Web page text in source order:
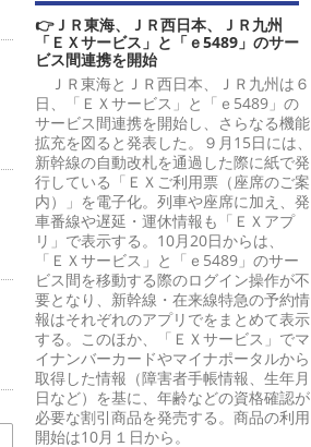
👉ＪＲ東海、ＪＲ西日本、ＪＲ九州
「ＥＸサービス」と「ｅ5489」のサー
ビス間連携を開始
ＪＲ東海とＪＲ西日本、ＪＲ九州は６
日、「ＥＸサービス」と「ｅ5489」の
サービス間連携を開始し、さらなる機能
拡充を図ると発表した。９月15日には、
新幹線の自動改札を通過した際に紙で発
行している「ＥＸご利用票（座席のご案
内）」を電子化。列車や座席に加え、発
車番線や遅延・運休情報も「ＥＸアプ
リ」で表示する。10月20日からは、
「ＥＸサービス」と「ｅ5489」のサー
ビス間を移動する際のログイン操作が不
要となり、新幹線・在来線特急の予約情
報はそれぞれのアプリでをまとめて表示
する。このほか、「ＥＸサービス」でマ
イナンバーカードやマイナポータルから
取得した情報（障害者手帳情報、生年月
日など）を基に、年齢などの資格確認が
必要な割引商品を発売する。商品の利用
開始は10月１日から。